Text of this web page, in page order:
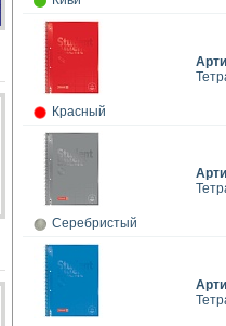
Красный
Серебристый